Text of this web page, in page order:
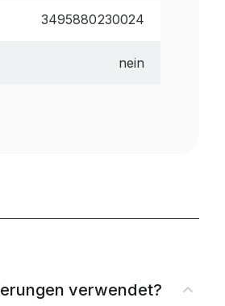
3495880230024
nein
verwendet?